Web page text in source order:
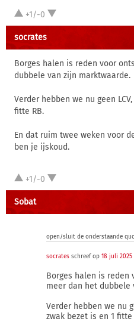
+1/-0
socrates
Borges halen is reden voor
dubbele van zijn marktwaarde.
Verder hebben we nu geen
fitte RB.
En dat ruim twee weken voor
ben je ijskoud.
+1/-0
Sobat
open/sluit de onderstaande
socrates schreef op18 juli 2025
Borges halen is reden
meer dan het dubbele
Verder hebben we nu
zwak bezet is en 1 fitte